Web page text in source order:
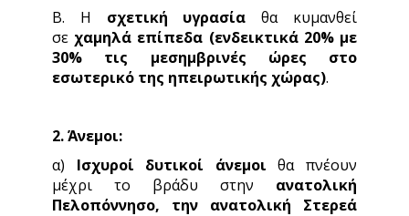
Β. Η σχετική υγρασία θα κυμανθεί
σε χαμηλά επίπεδα (ενδεικτικά 20% με
30% τις μεσημβρινές ώρες στο
εσωτερικό της ηπειρωτικής χώρας).
2. Άνεμοι:
α) Ισχυροί δυτικοί άνεμοι θα πνέουν
μέχρι το βράδυ στην ανατολική
Πελοπόννησο, την ανατολική Στερεά